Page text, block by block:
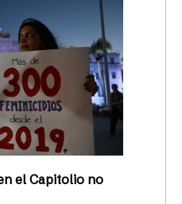
el Capitolio no